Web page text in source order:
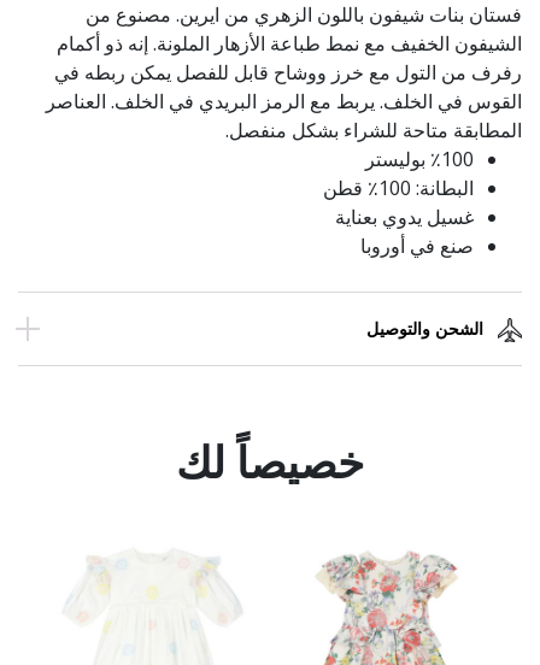
فستان بنات شيفون باللون الزهري من ايرين. مصنوع من
الشيفون الخفيف مع نمط طباعة الأزهار الملونة. إنه ذو أكمام
رفرف من التول مع خرز ووشاح قابل للفصل يمكن ربطه في
القوس في الخلف. يربط مع الرمز البريدي في الخلف. العناصر
المطابقة متاحة للشراء بشكل منفصل.
٪100 بوليستر
البطانة: 100٪ قطن
غسيل يدوي بعناية
صنع في أوروبا
الشحن والتوصيل
خصيصاً لك